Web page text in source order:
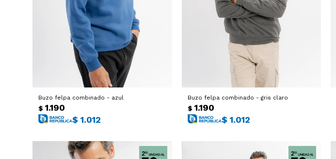
Buzo felpa combinado - azul
$ 1.190
$ 1.012
Buzo felpa combinado - gris claro
$ 1.190
$ 1.012